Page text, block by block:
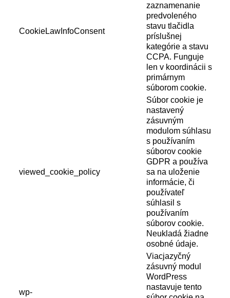
CookieLawInfoConsent
zaznamenanie
predvoleného
stavu tlačidla
príslušnej
kategórie a stavu
CCPA. Funguje
len v koordinácii s
primárnym
súborom cookie.
viewed_cookie_policy
Súbor cookie je
nastavený
zásuvným
modulom súhlasu
s používaním
súborov cookie
GDPR a používa
sa na uloženie
informácie, či
používateľ
súhlasil s
používaním
súborov cookie.
Neukladá žiadne
osobné údaje.
wp-
Viacjazyčný
zásuvný modul
WordPress
nastavuje tento